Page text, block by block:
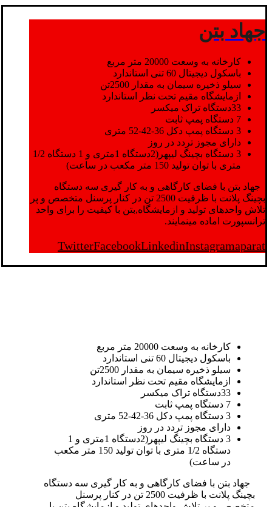
جهاد بتن
کارخانه به وسعت 20000 متر مربع
باسکول دیجیتال 60 تنی استاندارد
سیلو ذخیره سیمان به مقدار 2500تن
ازمایشگاه مقیم تحت نظر استاندارد
33دستگاه تراک میکسر
7 دستگاه پمپ ثابت
3 دستگاه پمپ دکل 36-42-52 متری
دارای مجوز تردد در روز
3 دستگاه بچینگ لیپهر(2دستگاه 1متری و 1 دستگاه 1/2
متری با توان تولید 150 متر مکعب در ساعت)
جهاد بتن با فضای کارگاهی و به کار گیری سه دستگاه
بچینگ پلانت با ظرفیت 2500 تن در کنار پرسنل متخصص و پر
تلاش واحدهای تولید و ازمایشگاه,بتن با کیفیت را برای واحد
ترانسپورت اماده مینمایند.
TwitterFacebookLinkedinInstagramaparat
کارخانه به وسعت 20000 متر مربع
باسکول دیجیتال 60 تنی استاندارد
سیلو ذخیره سیمان به مقدار 2500تن
ازمایشگاه مقیم تحت نظر استاندارد
33دستگاه تراک میکسر
7 دستگاه پمپ ثابت
3 دستگاه پمپ دکل 36-42-52 متری
دارای مجوز تردد در روز
3 دستگاه بچینگ لیپهر(2دستگاه 1متری و 1
دستگاه 1/2 متری با توان تولید 150 متر مکعب
در ساعت)
جهاد بتن با فضای کارگاهی و به کار گیری سه دستگاه
بچینگ پلانت با ظرفیت 2500 تن در کنار پرسنل